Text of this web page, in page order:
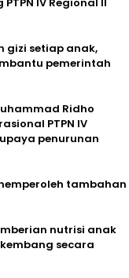
gizi setiap anak,
pemerintah
Ridho
PTPN IV
penurunan
tambahan
nutrisi anak
secara